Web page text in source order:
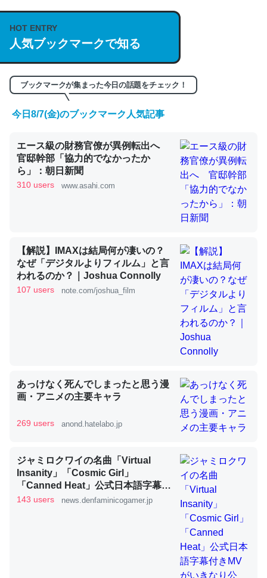
説してる記事が少ないので貴重な良記事。/続編来た
https://isobe324649.hatenablog.com/entry/2023/03/27
/064121
─GPTの仕組みと限界についての考察（１） - conceptualization
くらい。小説でいう「ずっと前の伏線」は回収されないけ
ど、短期記憶というには多い分量。進化すればするほど分
かりやすく強くなりそう
昆虫ってカルシウム少ないのか。知らんかった。調べたら
コオロギのカルシウム分はエビの600分の1程度。
─ニュース :: 【研究発表】昆虫学の大問題＝「昆虫はなぜ海にいな
論文では「淡水はカルシウムも酸素も不足してて両方に不
利だから両方が拮抗してるのでは」とあって面白い。海に
いる鋏角類（カブトガニ・ウミグモ）はカルシウムを使わ
ずキチンを強化してる筈だが、酵素が違うのか？
いのか」に関する新仮説
これを元に考えるとカルシウムを大量に使う脊椎動物と貝
類は苦労してるんだな…。腹足類だと殻を無くしてナメク
HOT ENTRY
人気ブックマークで知る
ブックマークが集まった今日の話題をチェック！
今日8/7(金)のブックマーク人気記事
エース級の財務官僚が異例転出へ
官邸幹部「協力的でなかったか
ら」：朝日新聞
310 users www.asahi.com
【解説】IMAXは結局何が凄いの？
なぜ「デジタルよりフィルム」と言
われるのか？｜Joshua Connolly
107 users note.com/joshua_film
あっけなく死んでしまったと思う漫
画・アニメの主要キャラ
269 users anond.hatelabo.jp
ジャミロクワイの名曲「Virtual
Insanity」「Cosmic Girl」
「Canned Heat」公式日本語字幕付
きMVがいきなり公開！「SUMMER
143 users news.denfaminicogamer.jp